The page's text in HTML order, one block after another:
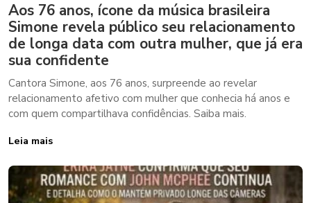
Aos 76 anos, ícone da música brasileira
Simone revela público seu relacionamento
de longa data com outra mulher, que já era
sua confidente
Cantora Simone, aos 76 anos, surpreende ao revelar
relacionamento afetivo com mulher que conhecia há anos e
com quem compartilhava confidências. Saiba mais.
Leia mais